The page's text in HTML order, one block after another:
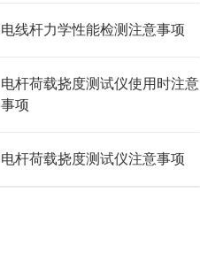
电线杆力学性能检测注意事项
电杆荷载挠度测试仪使用时注意
事项
电杆荷载挠度测试仪注意事项